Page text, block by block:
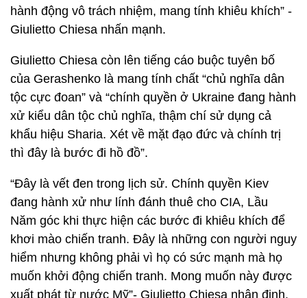
hành động vô trách nhiệm, mang tính khiêu khích” -
Giulietto Chiesa nhấn mạnh.
Giulietto Chiesa còn lên tiếng cáo buộc tuyên bố
của Gerashenko là mang tính chất “chủ nghĩa dân
tộc cực đoan” và “chính quyền ở Ukraine đang hành
xử kiểu dân tộc chủ nghĩa, thậm chí sử dụng cả
khẩu hiệu Sharia. Xét về mặt đạo đức và chính trị
thì đây là bước đi hồ đồ”.
“Đây là vết đen trong lịch sử. Chính quyền Kiev
đang hành xử như lính đánh thuê cho CIA, Lầu
Năm góc khi thực hiện các bước đi khiêu khích để
khơi mào chiến tranh. Đây là những con người nguy
hiểm nhưng không phải vì họ có sức mạnh mà họ
muốn khởi động chiến tranh. Mong muốn này được
xuất phát từ nước Mỹ”- Giulietto Chiesa nhận định.